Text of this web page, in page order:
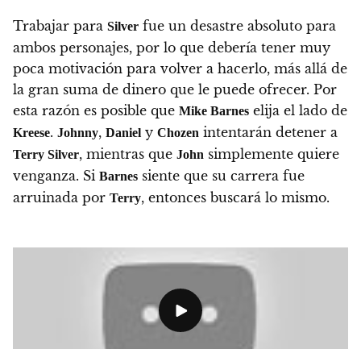
Trabajar para Silver fue un desastre absoluto para
ambos personajes, por lo que debería tener muy
poca motivación para volver a hacerlo, más allá de
la gran suma de dinero que le puede ofrecer. Por
esta razón es posible que Mike Barnes elija el lado de
Kreese. Johnny, Daniel y Chozen intentarán detener a
Terry Silver, mientras que John simplemente quiere
venganza. Si Barnes siente que su carrera fue
arruinada por Terry, entonces buscará lo mismo.